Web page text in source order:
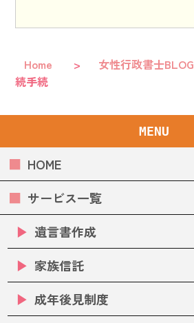
Home > 女性行政書士BLOG
続手続
MENU
HOME
サービス一覧
遺言書作成
家族信託
成年後見制度